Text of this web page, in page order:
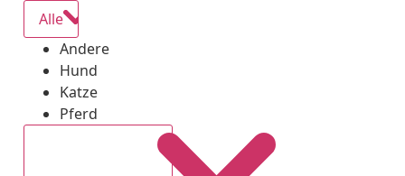
Alle
Andere
Hund
Katze
Pferd